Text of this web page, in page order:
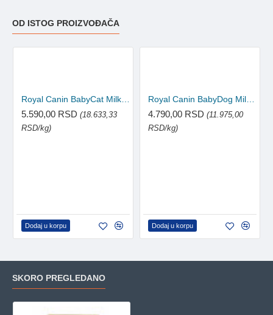
OD ISTOG PROIZVOĐAČA
5.590,00 RSD (18.633,33
RSD/kg)
Dodaj u korpu
4.790,00 RSD (11.975,00
RSD/kg)
Dodaj u korpu
SKORO PREGLEDANO